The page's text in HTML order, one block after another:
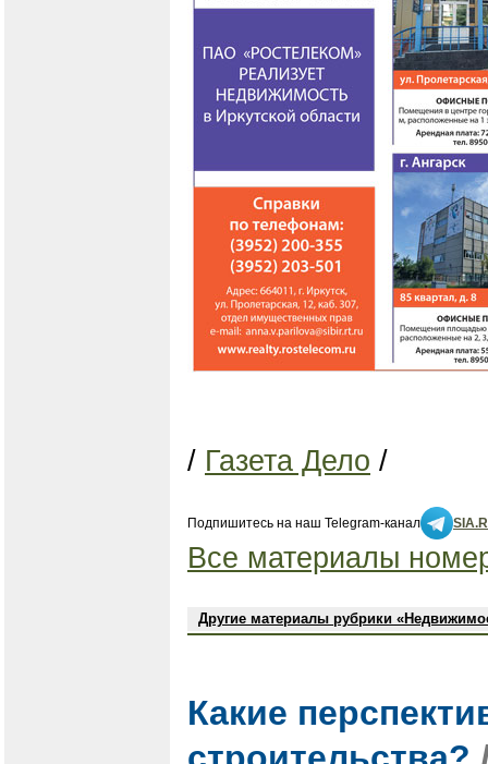
/ Газета Дело /
Подпишитесь на наш Telegram-канал
Все материалы
Другие материалы рубрики
Какие